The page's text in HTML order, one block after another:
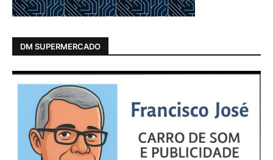
DM SUPERMERCADO